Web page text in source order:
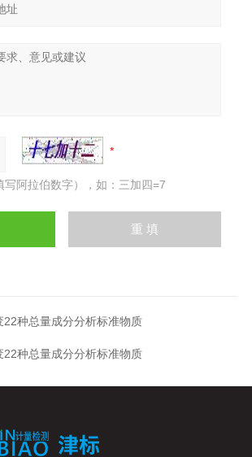
写阿拉伯数字），如：三加四=7
22种总量成分分析标准物质
22种总量成分分析标准物质